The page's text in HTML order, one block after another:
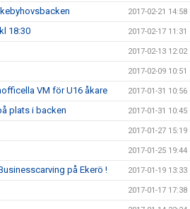
2017-02-21 14:58
18:30 2017-02-17 11:31
2017-02-13 12:02
2017-02-09 10:51
VM för U16 åkare 2017-01-31 10:56
plats i backen 2017-01-31 10:45
2017-01-27 15:19
2017-01-25 19:44
på Ekerö ! 2017-01-19 13:33
2017-01-17 17:38